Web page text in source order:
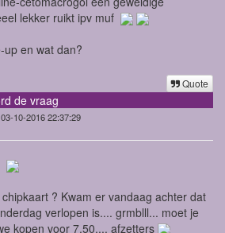
lekker ruikt ipv muf
up en wat dan?
Quote
de vraag
10-2016 22:37:29
? Kwam er vandaag achter dat
verlopen is.... grmblll... moet je
kopen voor 7,50.... afzetters